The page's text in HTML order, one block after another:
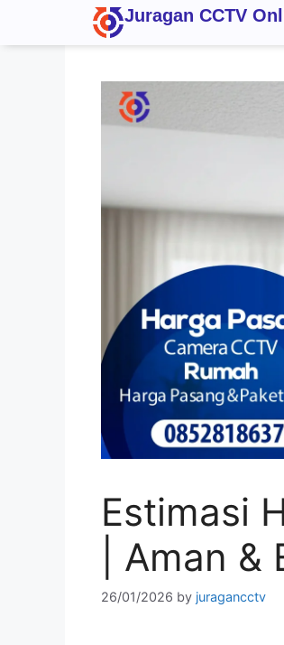
Juragan CCTV
Estimasi
| Aman
26/01/2026 by juragancctv